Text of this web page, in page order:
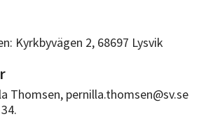
Kyrkbyvägen 2, 68697 Lysvik
Thomsen, pernilla.thomsen@sv.se